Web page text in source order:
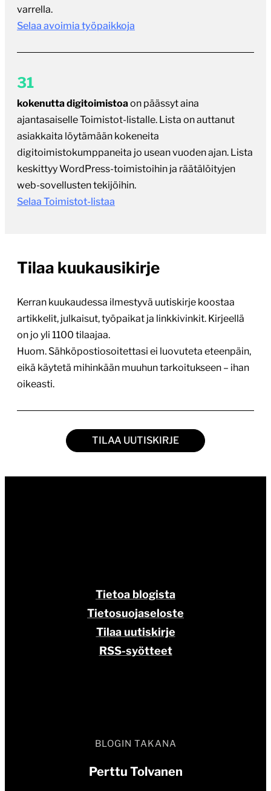
varrella.
Selaa avoimia työpaikkoja
31
kokenutta digitoimistoaon päässyt aina
ajantasaiselle Toimistot-listalle. Lista on auttanut
asiakkaita löytämään kokeneita
digitoimistokumppaneita jo usean vuoden ajan. Lista
keskittyy WordPress-toimistoihin ja räätälöityjen
web-sovellusten tekijöihin.
Selaa Toimistot-listaa
Tilaa kuukausikirje
Kerran kuukaudessa ilmestyvä uutiskirje koostaa
artikkelit, julkaisut, työpaikat ja linkkivinkit. Kirjeellä
on jo yli 1100 tilaajaa.
Huom. Sähköpostiosoitettasi ei luovuteta eteenpäin,
eikä käytetä mihinkään muuhun tarkoitukseen – ihan
oikeasti.
TILAA UUTISKIRJE
BLOGIN TAKANA
Perttu Tolvanen
Tietoa blogista
Tietosuojaseloste
Tilaa uutiskirje
RSS-syötteet